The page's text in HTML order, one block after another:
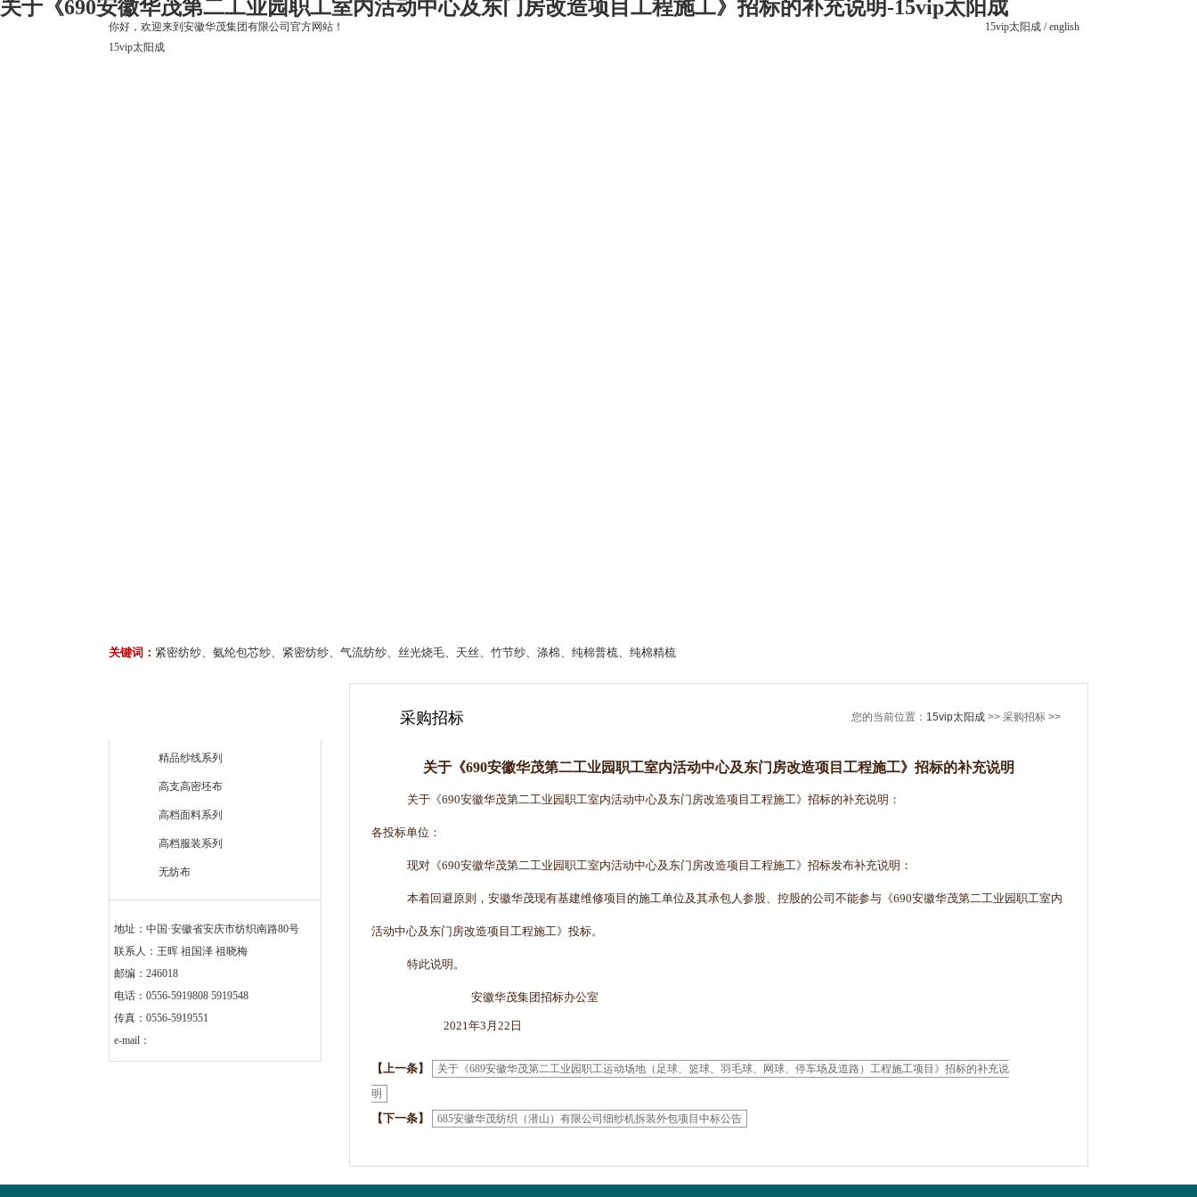
关于《690安徽华茂第二工业园职工室内活动中心及东门房改造项目工程施工》招标的补充说明-15vip太阳成
你好，欢迎来到安徽华茂集团有限公司官方网站！ 15vip太阳成 /english
15vip太阳成
关键词： 紧密纺纱、氨纶包芯纱、紧密纺纱、气流纺纱、丝光烧毛、天丝、竹节纱、涤棉、纯棉普梳、纯棉精梳
精品纱线系列
高支高密坯布
高档面料系列
高档服装系列
无纺布
地址：中国·安徽省安庆市纺织南路80号
联系人：王晖 祖国泽 祖晓梅
邮编：246018
电话：0556-5919808 5919548
传真：0556-5919551
e-mail：
采购招标 您的当前位置： 15vip太阳成 >> 采购招标 >>
关于《690安徽华茂第二工业园职工室内活动中心及东门房改造项目工程施工》招标的补充说明
关于《690安徽华茂第二工业园职工室内活动中心及东门房改造项目工程施工》招标的补充说明：
各投标单位：
现对《690安徽华茂第二工业园职工室内活动中心及东门房改造项目工程施工》招标发布补充说明 ：
本着回避原则，安徽华茂现有基建维修项目的施工单位及其承包人参股、控股的公司不能参与 《690安徽华茂第二工业园职工室内
活动中心及东门房改造项目工程施工》 投标。
特此说明。
安徽华茂集团招标办公室
2021年3月22日
【上一条】
关于《689安徽华茂第二工业园职工运动场地（足球、篮球、羽毛球、网球、停车场及道路）工程施工项目》招标的补充说
明
【下一条】 685安徽华茂纺织（潜山）有限公司细纱机拆装外包项目中标公告